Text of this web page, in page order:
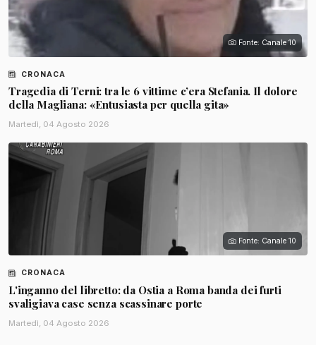
Fonte: Canale 10
CRONACA
Tragedia di Terni: tra le 6 vittime c’era Stefania. Il dolore
della Magliana: «Entusiasta per quella gita»
Martedì, 04 Agosto 2026
Fonte: Canale 10
CRONACA
L'inganno del libretto: da Ostia a Roma banda dei furti
svaligiava case senza scassinare porte
Martedì, 04 Agosto 2026